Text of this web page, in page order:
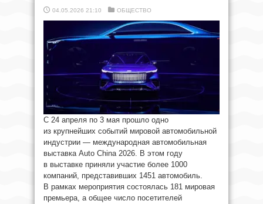
04.05.2026 21:10 ОБЩЕСТВО
С 24 апреля по 3 мая прошло одно
из крупнейших событий мировой автомобильной
индустрии — международная автомобильная
выставка Auto China 2026. В этом году
в выставке приняли участие более 1000
компаний, представивших 1451 автомобиль.
В рамках мероприятия состоялась 181 мировая
премьера, а общее число посетителей